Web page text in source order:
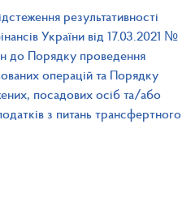
результативності
України від 17.03.2021 №
до Порядку проведення
операцій та Порядку
посадових осіб та/або
з питань трансфертного